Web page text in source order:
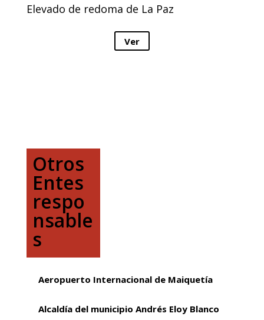
Elevado de redoma de La Paz
Ver
Otros
Entes
respo
nsable
s
Aeropuerto Internacional de Maiquetía
Alcaldía del municipio Andrés Eloy Blanco